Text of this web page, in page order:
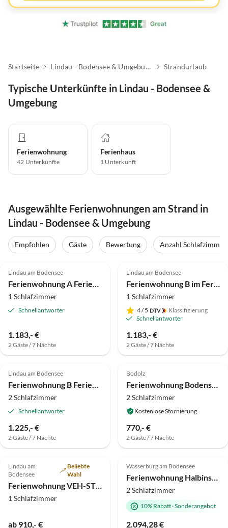
Startseite Lindau - Bodensee & Umgebung Strandurlaub
Typische Unterkünfte in Lindau - Bodensee &
Umgebung
Ferienwohnung
42 Unterkünfte
Ferienhaus
1 Unterkunft
Ausgewählte Ferienwohnungen am Strand in
Lindau - Bodensee & Umgebung
Empfohlen Gäste Bewertung Anzahl Schlafzimmer
Top-Inserat
Lindau am Bodensee
Ferienwohnung A Feriendomicil Dinkelbach mit mehr Blick
1 Schlafzimmer
Schnellantworter
1.183,- €
2 Gäste / 7 Nächte
Top-Inserat
Lindau am Bodensee
Ferienwohnung B im Ferienhaus TraumBlick
1 Schlafzimmer
4/ 5
Klassifizierung
Schnellantworter
1.183,- €
2 Gäste / 7 Nächte
Top-Inserat
4.7 (11)
Lindau am Bodensee
Ferienwohnung B Feriendomicil Dinkelbach mit mehr..
2 Schlafzimmer
Schnellantworter
1.225,- €
2 Gäste / 7 Nächte
Top-Inserat
5.0 (1)
Bodolz
Ferienwohnung Bodensee
2 Schlafzimmer
Kostenlose Stornierung
770,- €
2 Gäste / 7 Nächte
5.0 (1)
Lindau am
Bodensee
Beliebte
Wahl
Ferienwohnung VEH-STUDIOS - Studio 2
1 Schlafzimmer
ab 910,- €
Top-Inserat
Wasserburg am Bodensee
Ferienwohnung Halbinsel52 I Seesicht
2 Schlafzimmer
10% Rabatt·Sonderangebot
2.094,28 €